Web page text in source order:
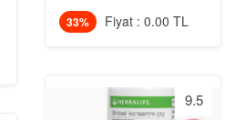
33% Fiyat : 0.00 TL
9.5